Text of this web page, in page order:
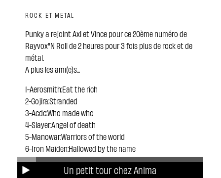
Un petit tour chez Anima
ROCK ET METAL
Punky a rejoint Axl et Vince pour ce 20ème numéro de
Rayvox"N Roll de 2 heures pour 3 fois plus de rock et de
métal.
A plus les ami(e)s...
1-Aerosmith:Eat the rich
2-Gojira:Stranded
3-Acdc:Who made who
4-Slayer:Angel of death
5-Manowar:Warriors of the world
6-Iron Maiden:Hallowed by the name
7-Guns N'Roses:Get in the ring
8-Linkin Park:No more sorrow